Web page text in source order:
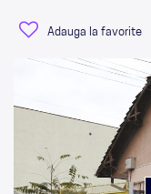
Adauga la favorite